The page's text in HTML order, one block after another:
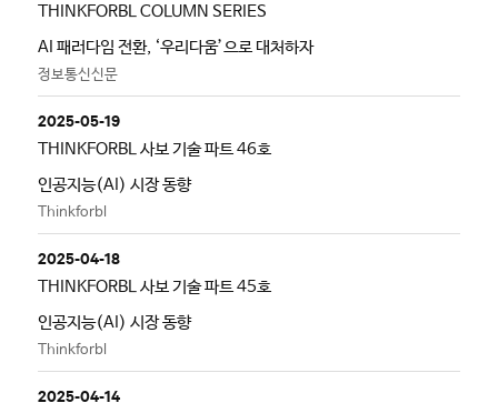
THINKFORBL COLUMN SERIES
AI 패러다임 전환, ‘우리다움’으로 대처하자
정보통신신문
2025-05-19
THINKFORBL 사보 기술 파트 46호
인공지능(AI) 시장 동향
Thinkforbl
2025-04-18
THINKFORBL 사보 기술 파트 45호
인공지능(AI) 시장 동향
Thinkforbl
2025-04-14